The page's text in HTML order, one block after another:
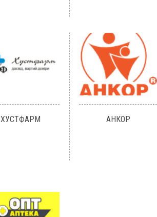
ХУСТФАРМ АНКОР